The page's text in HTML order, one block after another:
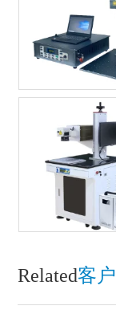
Related客